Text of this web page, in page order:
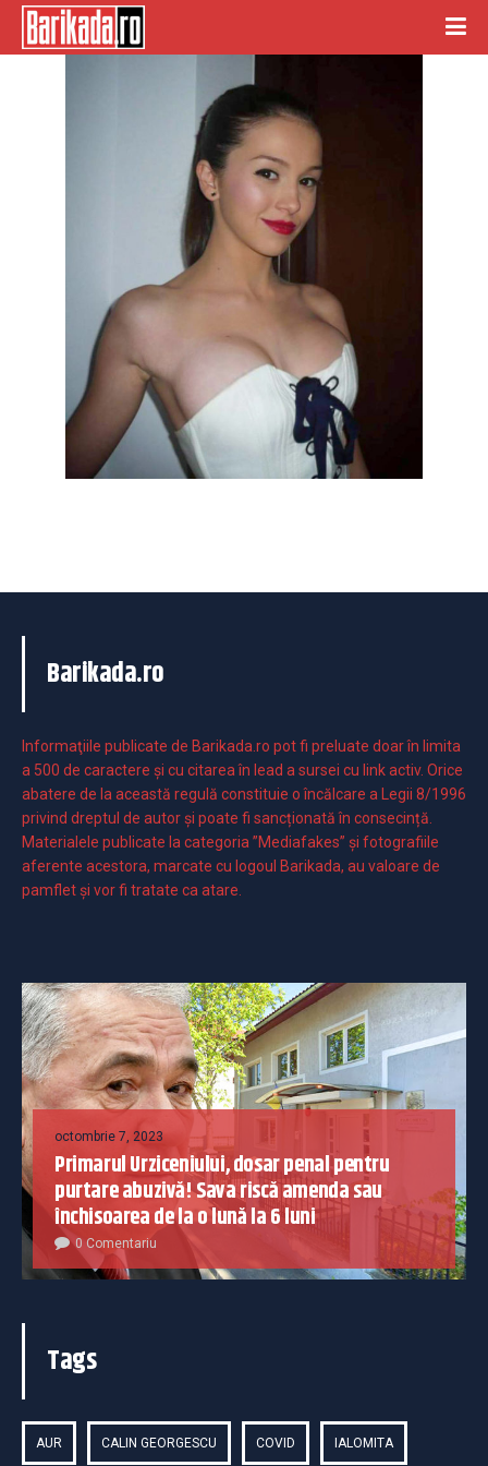
Barikada.ro
Informaţiile publicate de Barikada.ro pot fi preluate doar în limita
a 500 de caractere şi cu citarea în lead a sursei cu link activ. Orice
abatere de la această regulă constituie o încălcare a Legii 8/1996
privind dreptul de autor și poate fi sancționată în consecință.
Materialele publicate la categoria ”Mediafakes” și fotografiile
aferente acestora, marcate cu logoul Barikada, au valoare de
pamflet și vor fi tratate ca atare.
octombrie 7, 2023
Primarul Urziceniului, dosar penal pentru
purtare abuzivă! Sava riscă amenda sau
închisoarea de la o lună la 6 luni
0 Comentariu
Tags
AUR CALIN GEORGESCU COVID IALOMITA